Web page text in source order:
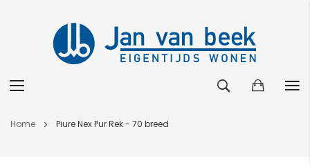
Ga
Home Piure Nex Pur Rek - 70 breed